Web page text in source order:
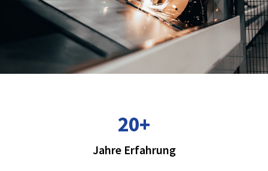
20+
Jahre Erfahrung